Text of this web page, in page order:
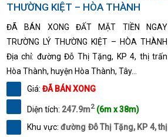
THƯỜNG KIỆT – HÒA THÀNH
ĐÃ BÁN XONG ĐẤT MẶT TIỀN NGAY
TRƯỜNG LÝ THƯỜNG KIỆT – HÒA THÀNH
Địa chỉ: đường Đỗ Thị Tặng, KP 4, thị trấn
Hòa Thành, huyện Hòa Thành, Tây...
Giá: ĐÃ BÁN XONG
Diện tích: 247.9m2 (6m x 38m)
Khu vực: đường Đỗ Thị Tặng, KP 4, thị